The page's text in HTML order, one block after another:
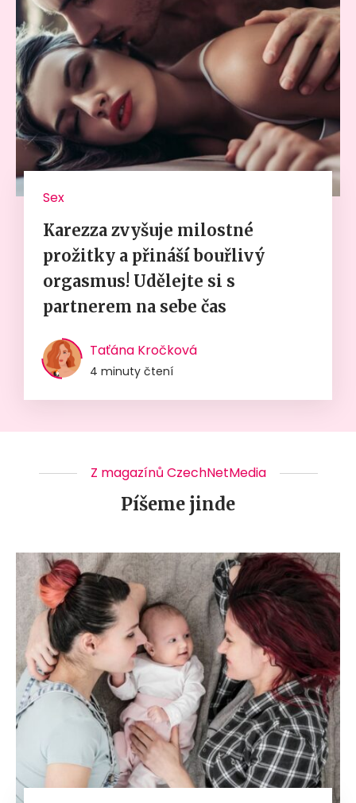
Sex
Karezza zvyšuje milostné
prožitky a přináší bouřlivý
orgasmus! Udělejte si s
partnerem na sebe čas
Taťána Kročková
4 minuty čtení
Z magazínů CzechNetMedia
Píšeme jinde